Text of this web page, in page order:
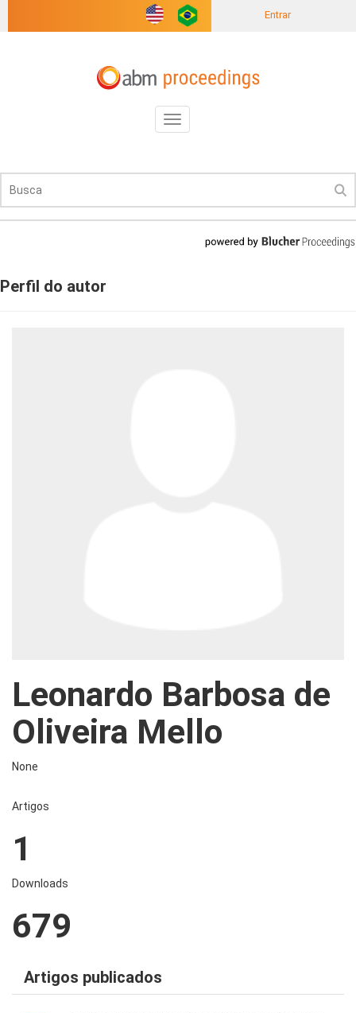
Entrar
Toggle
navigation
Perfil do autor
Leonardo Barbosa de
Oliveira Mello
None
Artigos
1
Downloads
679
Artigos publicados